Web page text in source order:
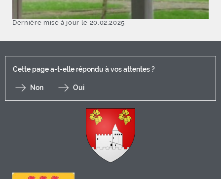
Dernière mise à jour le 20.02.2025
Cette page a-t-elle répondu à vos attentes ?
Non Oui